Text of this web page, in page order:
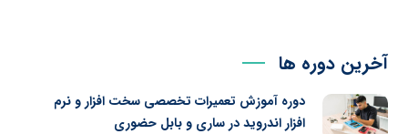
آخرین دوره ها
دوره آموزش تعمیرات تخصصی سخت افزار و نرم
افزار اندروید در ساری و بابل حضوری